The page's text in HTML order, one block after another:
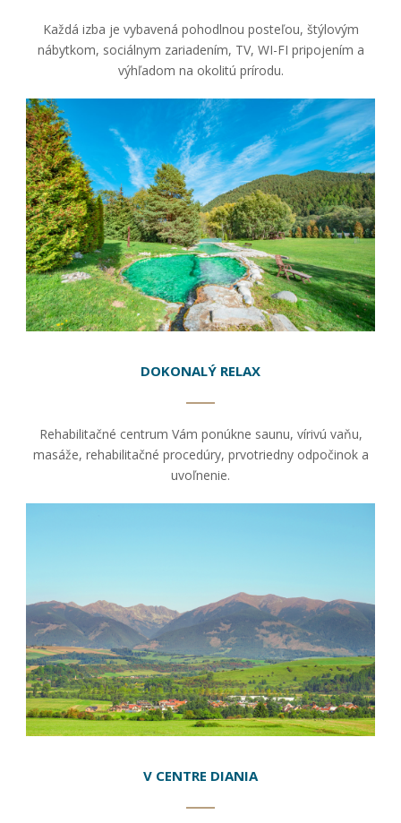
Každá izba je vybavená pohodlnou posteľou, štýlovým
nábytkom, sociálnym zariadením, TV, WI-FI pripojením a
výhľadom na okolitú prírodu.
DOKONALÝ RELAX
Rehabilitačné centrum Vám ponúkne saunu, vírivú vaňu,
masáže, rehabilitačné procedúry, prvotriedny odpočinok a
uvoľnenie.
V CENTRE DIANIA
nemohla
správne
fungovať. Účel:
zaistenie
funkčnosti
webu; Právny
oprávnený
záujem
Štatistiky
Pomáhajú
nám
porozumieť,
ako
návštevníci
používajú
mohli
cookies
zhromažďujú
informácie
súhlas
návštevníka
Používateľská
spokojnosť
Aby naša
stránka počas
najlepšie. Ak